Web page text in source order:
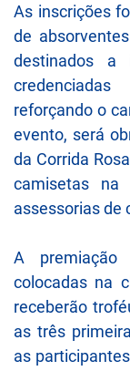
As inscrições
de
destinados a
reforçando o
evento, será
da Corrida
camisetas
assessorias de
A premiação
colocadas na
receberão
as três
as